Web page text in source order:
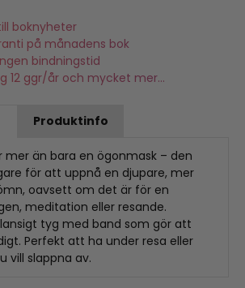
boknyheter
på månadens bok
bindningstid
12 ggr/år och mycket mer...
Produktinfo
mer än bara en ögonmask – den
för att uppnå en djupare, mer
oavsett om det är för en
meditation eller resande.
tyg med band som gör att
Perfekt att ha under resa eller
vill slappna av.